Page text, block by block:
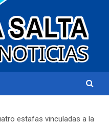
estafas vinculadas a la